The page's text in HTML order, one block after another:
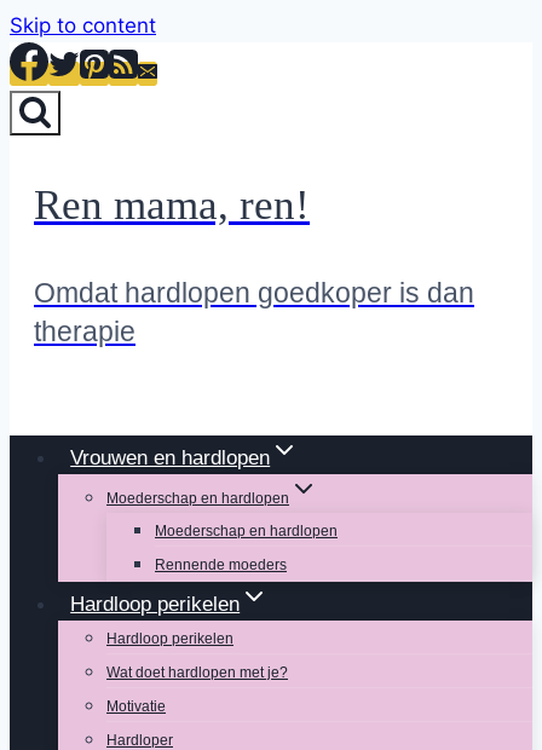
Skip to content
Ren mama, ren!
Omdat hardlopen goedkoper is dan
therapie
Vrouwen en hardlopen
Moederschap en hardlopen
Moederschap en hardlopen
Rennende moeders
Hardloop perikelen
Hardloop perikelen
Wat doet hardlopen met je?
Motivatie
Hardloper